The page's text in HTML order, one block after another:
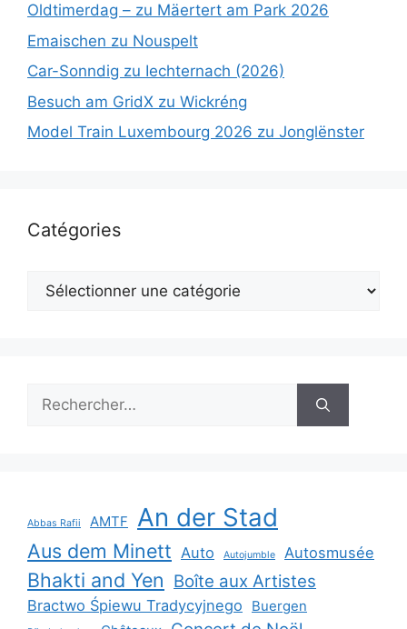
Oldtimerdag – zu Mäertert am Park 2026
Emaischen zu Nouspelt
Car-Sonndig zu Iechternach (2026)
Besuch am GridX zu Wickréng
Model Train Luxembourg 2026 zu Jonglënster
Catégories
Catégories
Rechercher :
Abbas Rafii AMTF An der Stad
Aus dem Minett Auto Autojumble Autosmusée
Bhakti and Yen Boîte aux Artistes
Bractwo Śpiewu Tradycyjnego Buergen